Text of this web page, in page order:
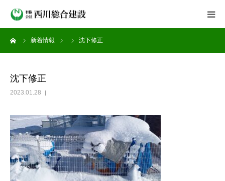
新着情報 沈下修正
沈下修正
2023.01.28
会社案内
新着情報
よくある質問